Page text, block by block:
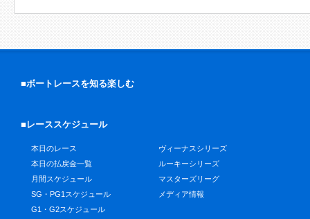
■ボートレースを知る楽しむ
■レーススケジュール
本日のレース
本日の払戻金一覧
月間スケジュール
SG・PG1スケジュール
G1・G2スケジュール
ヴィーナスシリーズ
ルーキーシリーズ
マスターズリーグ
メディア情報